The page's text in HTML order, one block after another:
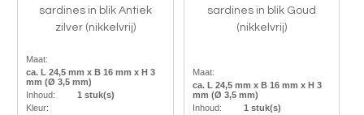
sardines in blik Antiek
zilver (nikkelvrij)
Maat:
ca. L 24,5 mm x B 16 mm x H 3
mm (Ø 3,5 mm)
Inhoud:
1 stuk(s)
Kleur:
sardines in blik Goud
(nikkelvrij)
Maat:
ca. L 24,5 mm x B 16 mm x H 3
mm (Ø 3,5 mm)
Inhoud:
1 stuk(s)